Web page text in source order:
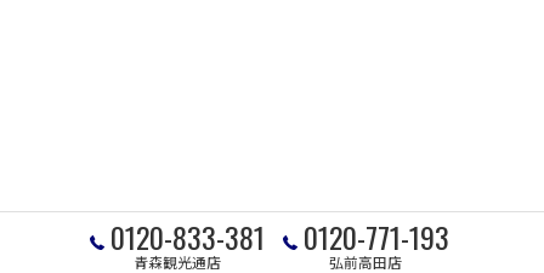
0120-833-381
青森観光通店
0120-771-193
弘前高田店